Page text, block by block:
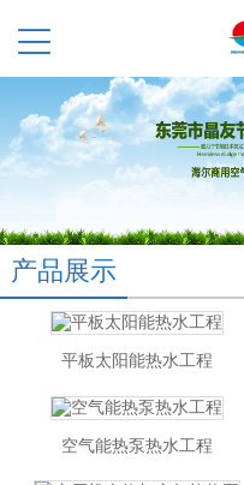
产品展示
平板太阳能热水工程
空气能热泵热水工程